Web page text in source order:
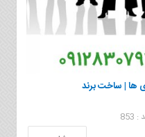
ها | ساخت برند